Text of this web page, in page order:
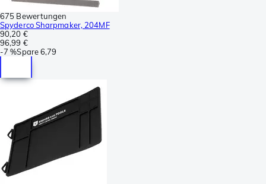
675 Bewertungen
Spyderco Sharpmaker, 204MF
90,20 €
96,99 €
-7 %Spare6,79